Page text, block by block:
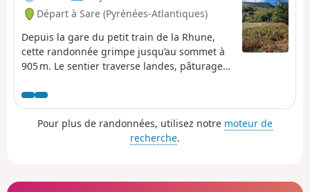
Départ à Sare (Pyrénées-Atlantiques)
Depuis la gare du petit train de la Rhune,
cette randonnée grimpe jusqu’au sommet à
905 m. Le sentier traverse landes, pâturages
sur la Côte Basque et les Pyrénées. En
chemin, pottoks et oiseaux de montagne
ponctuent l’ascension. Au sommet, le
panorama à 360° dévoile l’océan d’un côté et
naturel grandiose.
Pour plus de randonnées, utilisez notre moteur de
recherche.